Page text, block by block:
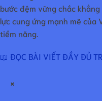
bước đệm vững chắc
lực cung ứng mạnh mẽ của
tiềm năng.
📖 ĐỌC BÀI VIẾT ĐẦY ĐỦ
×